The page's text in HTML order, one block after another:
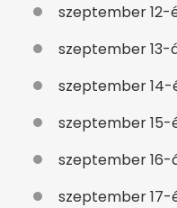
szeptember
szeptember
szeptember
szeptember
szeptember 16-
szeptember 17-